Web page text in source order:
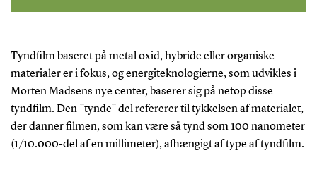
Tyndfilm baseret på metal oxid, hybride eller organiske
materialer er i fokus, og energiteknologierne, som udvikles i
Morten Madsens nye center, baserer sig på netop disse
tyndfilm. Den ”tynde” del refererer til tykkelsen af materialet,
der danner filmen, som kan være så tynd som 100 nanometer
(1/10.000-del af en millimeter), afhængigt af type af tyndfilm.